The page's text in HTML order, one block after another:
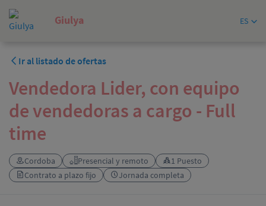
Giulya ES
Ir al listado de ofertas
Vendedora Lider, con equipo
de vendedoras a cargo - Full
time
Cordoba Presencial y remoto
1 Puesto
Contrato a plazo fijo
Jornada completa